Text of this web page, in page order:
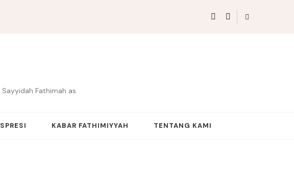
Fathimah as.
KABAR FATHIMIYYAH TENTANG KAMI